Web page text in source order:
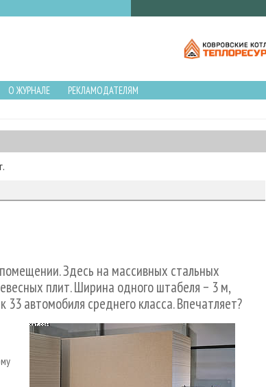
О ЖУРНАЛЕ
РЕКЛАМОДАТЕЛЯМ
Здесь на массивных стальных
плит. Ширина одного штабеля − 3 м,
автомобиля среднего класса. Впечатляет?